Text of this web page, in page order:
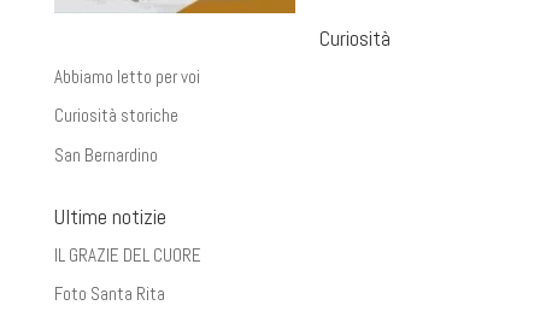
Curiosità
Abbiamo letto per voi
Curiosità storiche
San Bernardino
Ultime notizie
IL GRAZIE DEL CUORE
Foto Santa Rita